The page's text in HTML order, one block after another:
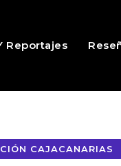
Reportajes
CAJACANARIAS